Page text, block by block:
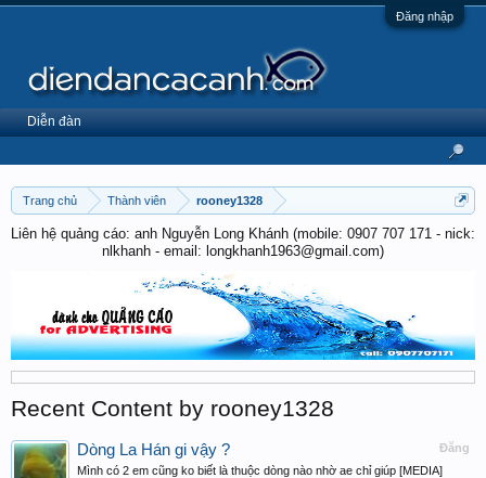
Đăng nhập
Trang chủ Thành viên rooney1328
Liên hệ quảng cáo: anh Nguyễn Long Khánh (mobile: 0907 707 171 - nick:
nlkhanh - email: longkhanh1963@gmail.com)
Recent Content by rooney1328
Đăng
Dòng La Hán gi vậy ?
Mình có 2 em cũng ko biết là thuộc dòng nào nhờ ae chỉ giúp [MEDIA]
Diễn đàn